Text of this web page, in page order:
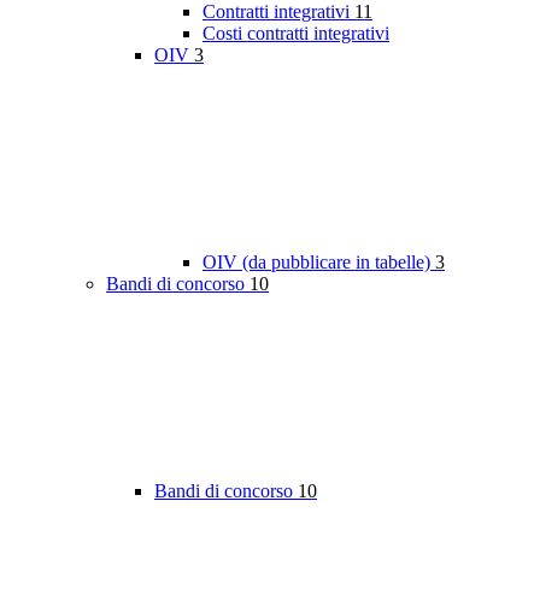
Contratti integrativi 11
Costi contratti integrativi
OIV 3
OIV (da pubblicare in tabelle) 3
Bandi di concorso 10
Bandi di concorso 10